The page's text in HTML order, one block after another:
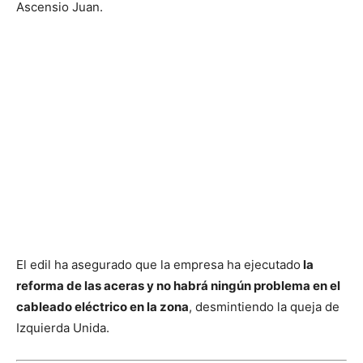
Ascensio Juan.
El edil ha asegurado que la empresa ha ejecutado la
reforma de las aceras y no habrá ningún problema en el
cableado eléctrico en la zona, desmintiendo la queja de
Izquierda Unida.